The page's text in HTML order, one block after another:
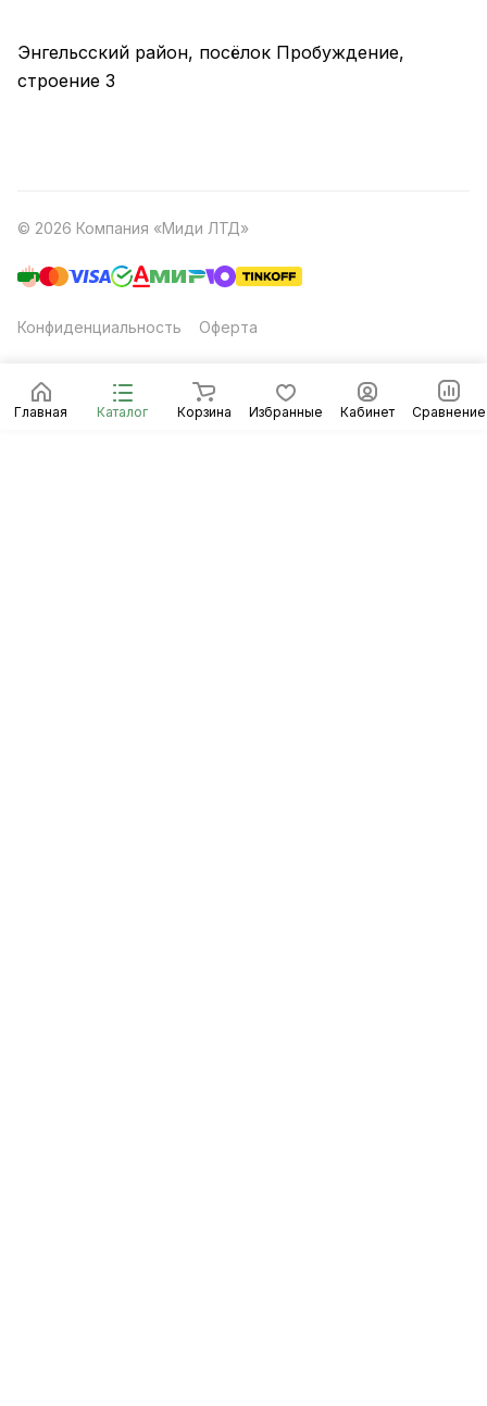
Главная Каталог Корзина Избранные Кабинет Сравнение
Энгельсский район, посёлок Пробуждение,
строение 3
© 2026 Компания «Миди ЛТД»
Конфиденциальность Оферта